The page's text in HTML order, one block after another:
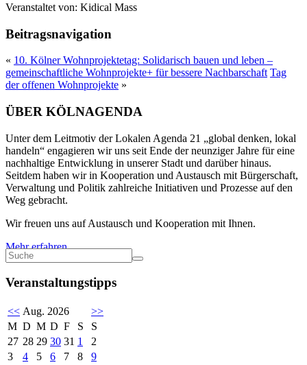
Veranstaltet von: Kidical Mass
Beitragsnavigation
« 10. Kölner Wohnprojektetag: Solidarisch bauen und leben –
gemeinschaftliche Wohnprojekte+ für bessere Nachbarschaft Tag
der offenen Wohnprojekte »
ÜBER KÖLNAGENDA
Unter dem Leitmotiv der Lokalen Agenda 21 „global denken, lokal
handeln“ engagieren wir uns seit Ende der neunziger Jahre für eine
nachhaltige Entwicklung in unserer Stadt und darüber hinaus.
Seitdem haben wir in Kooperation und Austausch mit Bürgerschaft,
Verwaltung und Politik zahlreiche Initiativen und Prozesse auf den
Weg gebracht.
Wir freuen uns auf Austausch und Kooperation mit Ihnen.
Mehr erfahren
Veranstaltungstipps
<< Aug. 2026
>>
M D M D F S
S
27 28 29 30 31 1
2
3
4 5 6 7 8
9